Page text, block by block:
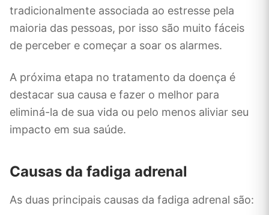
tradicionalmente associada ao estresse pela
maioria das pessoas, por isso são muito fáceis
de perceber e começar a soar os alarmes.
A próxima etapa no tratamento da doença é
destacar sua causa e fazer o melhor para
eliminá-la de sua vida ou pelo menos aliviar seu
impacto em sua saúde.
Causas da fadiga adrenal
As duas principais causas da fadiga adrenal são: